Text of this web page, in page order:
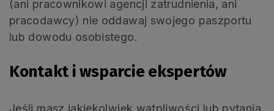
(ani pracownikowi agencji zatrudnienia, ani
pracodawcy) nie oddawaj swojego paszportu
lub dowodu osobistego.
Kontakt i wsparcie ekspertów
Jeśli masz jakiekolwiek wątpliwości lub pytania